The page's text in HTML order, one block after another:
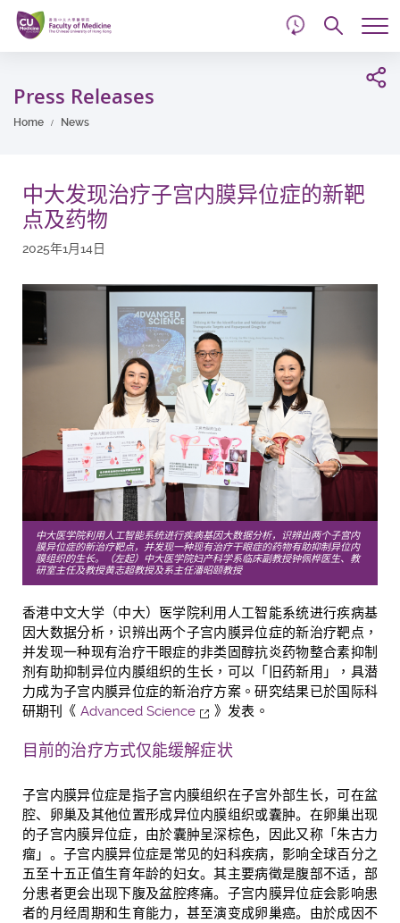
Skip
main
content
Press Releases
Home News
中大发现治疗子宫内膜异位症的新靶
点及药物
2025年1月14日
中大医学院利用人工智能系统进行疾病基因大数据分析，识辨出两个子宫内
膜异位症的新治疗靶点，并发现一种现有治疗干眼症的药物有助抑制异位内
膜组织的生长。（左起）中大医学院妇产科学系临床副教授钟佩桦医生、教
研室主任及教授黄志超教授及系主任潘昭颐教授
香港中文大学（中大）医学院利用人工智能系统进行疾病基
因大数据分析，识辨出两个子宫内膜异位症的新治疗靶点，
并发现一种现有治疗干眼症的非类固醇抗炎药物整合素抑制
剂有助抑制异位内膜组织的生长，可以「旧药新用」，具潜
力成为子宫内膜异位症的新治疗方案。研究结果已於国际科
研期刊《 Advanced Science 》发表。
目前的治疗方式仅能缓解症状
子宫内膜异位症是指子宫内膜组织在子宫外部生长，可在盆
腔、卵巢及其他位置形成异位内膜组织或囊肿。在卵巢出现
的子宫内膜异位症，由於囊肿呈深棕色，因此又称「朱古力
瘤」。子宫内膜异位症是常见的妇科疾病，影响全球百分之
五至十五正值生育年龄的妇女。其主要病徵是腹部不适，部
分患者更会出现下腹及盆腔疼痛。子宫内膜异位症会影响患
者的月经周期和生育能力，甚至演变成卵巢癌。由於成因不